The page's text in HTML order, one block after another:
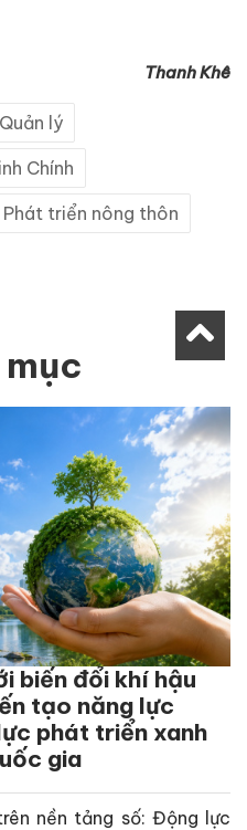
Thanh Khê
lý
Chính
triển nông thôn
biến đổi khí hậu
tạo năng lực
phát triển xanh
gia
nền tảng số: Động lực